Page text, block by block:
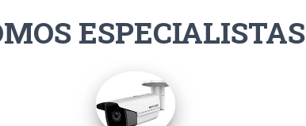
ESPECIALISTAS